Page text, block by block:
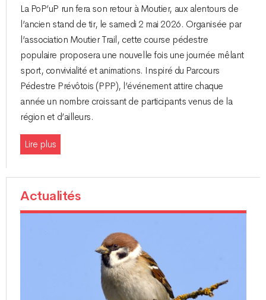
La PoP’uP run fera son retour à Moutier, aux alentours de
l’ancien stand de tir, le samedi 2 mai 2026. Organisée par
l’association Moutier Trail, cette course pédestre
populaire proposera une nouvelle fois une journée mêlant
sport, convivialité et animations. Inspiré du Parcours
Pédestre Prévôtois (PPP), l’événement attire chaque
année un nombre croissant de participants venus de la
région et d’ailleurs.
Lire plus
Actualités